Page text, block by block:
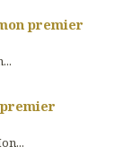
premier